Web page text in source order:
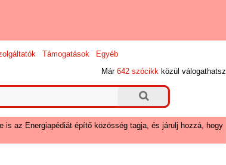
Támogatások
Egyéb
Már642 szócikk közül válogathatsz.
is az Energiapédiát építő közösség tagja, és járulj hozzá, hogy